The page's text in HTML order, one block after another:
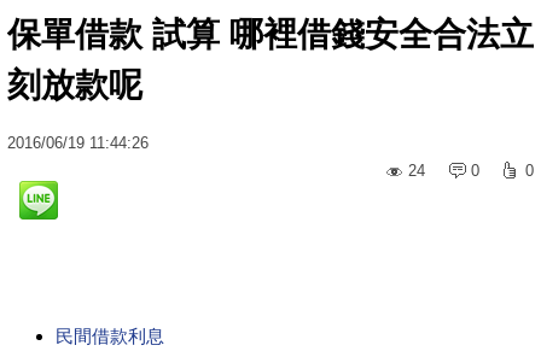
保單借款 試算 哪裡借錢安全合法立
刻放款呢
2016/06/19 11:44:26
24
0 0
民間借款利息